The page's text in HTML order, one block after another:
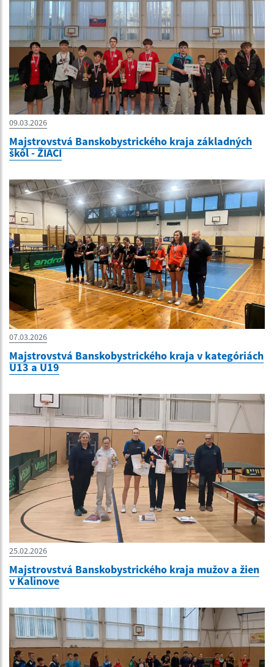
09.03.2026
Majstrovstvá Banskobystrického kraja základných
škôl - ŽIACI
07.03.2026
Majstrovstvá Banskobystrického kraja v kategóriách
U13 a U19
25.02.2026
Majstrovstvá Banskobystrického kraja mužov a žien
v Kalinove